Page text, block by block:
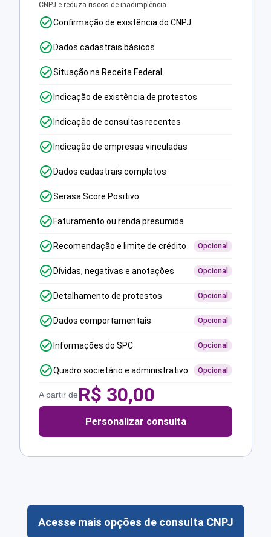
CNPJ e reduza riscos de inadimplência.
Confirmação de existência do CNPJ
Dados cadastrais básicos
Situação na Receita Federal
Indicação de existência de protestos
Indicação de consultas recentes
Indicação de empresas vinculadas
Dados cadastrais completos
Serasa Score Positivo
Faturamento ou renda presumida
Recomendação e limite de crédito Opcional
Dívidas, negativas e anotações Opcional
Detalhamento de protestos Opcional
Dados comportamentais Opcional
Informações do SPC Opcional
Quadro societário e administrativo Opcional
A partir deR$ 30,00
Personalizar consulta
Acesse mais opções de consulta CNPJ